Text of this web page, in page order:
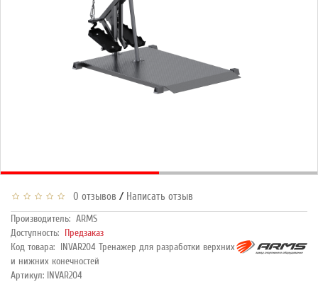
0 отзывов / Написать отзыв
Производитель: ARMS
Доступность: Предзаказ
Код товара: INVAR204 Тренажер для разработки верхних
и нижних конечностей
Артикул: INVAR204